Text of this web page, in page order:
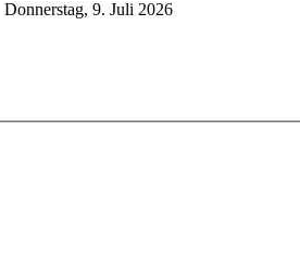
Donnerstag, 9. Juli 2026